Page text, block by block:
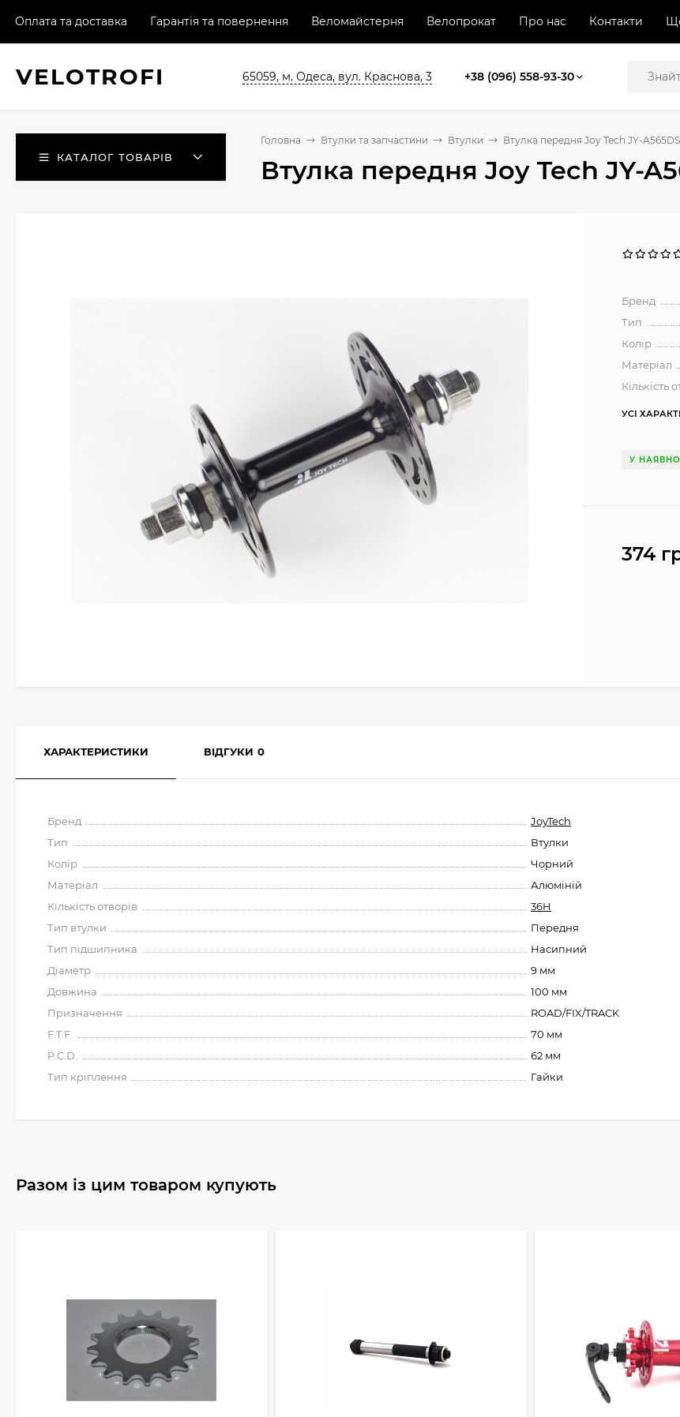
Оплата та доставка Гарантія та повернення Веломайстерня Велопрокат Про нас Контакти
VELOTROFI 65059, м. Одеса, вул. Краснова, 3 +38 (096) 558-93-30
КАТАЛОГ ТОВАРІВ
Головна Втулки та запчастини Втулки Втулка передня Joy Tech JY-
Втулка передня Joy Tech JY-
Бренд
Тип
Колір
Матеріал
Кількість
УСІ
У
374
ХАРАКТЕРИСТИКИ ВІДГУКИ 0
Бренд
JoyTech
Тип
Втулки
Колір
Чорний
Матеріал
Алюміній
Кількість отворів
36H
Тип втулки
Передня
Тип підшипника
Насипний
Діаметр
9 мм
Довжина
100 мм
Призначення
ROAD/FIX/TRACK
F.T.F.
70 мм
P.C.D.
62 мм
Тип кріплення
Гайки
Разом із цим товаром купують